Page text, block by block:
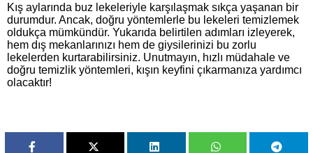
Kış aylarında buz lekeleriyle karşılaşmak sıkça yaşanan bir
durumdur. Ancak, doğru yöntemlerle bu lekeleri temizlemek
oldukça mümkündür. Yukarıda belirtilen adımları izleyerek,
hem dış mekanlarınızı hem de giysilerinizi bu zorlu
lekelerden kurtarabilirsiniz. Unutmayın, hızlı müdahale ve
doğru temizlik yöntemleri, kışın keyfini çıkarmanıza yardımcı
olacaktır!